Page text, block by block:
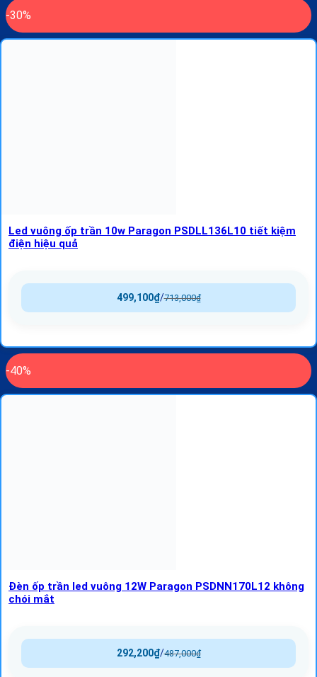
-30%
Led vuông ốp trần 10w Paragon PSDLL136L10 tiết kiệm
điện hiệu quả
713,000₫
/
499,100₫
-40%
Đèn ốp trần led vuông 12W Paragon PSDNN170L12 không
chói mắt
487,000₫
/
292,200₫